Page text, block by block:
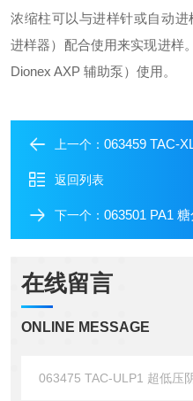
浓缩柱可以与进样针或自动进
进样器）配合使用来实现进样
Dionex AXP 辅助泵）使用。
上一个： 063459 TAC-
返回列表
下一个： 063501 PA1
在线留言
ONLINE MESSAGE